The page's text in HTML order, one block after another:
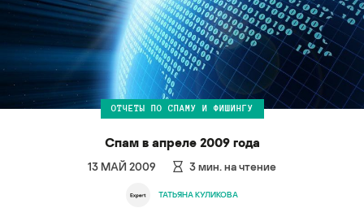
ОТЧЕТЫ ПО СПАМУ И ФИШИНГУ
Спам в апреле 2009 года
13 МАЙ 2009 3мин. на чтение
ТАТЬЯНА КУЛИКОВА